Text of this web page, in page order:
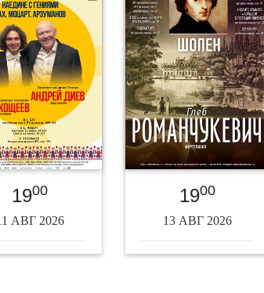
1900
АВГ 2026
1900
13 АВГ 2026